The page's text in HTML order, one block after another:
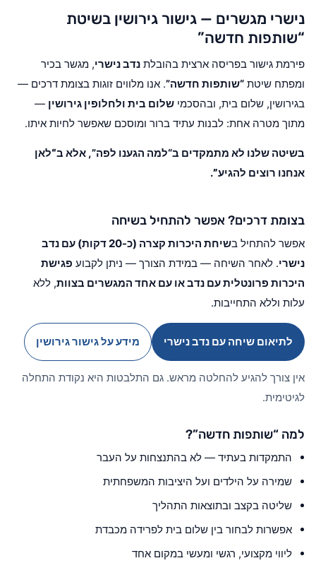
נישרי מגשרים — גישור גירושין בשיטת
“שותפות חדשה”
פירמת גישור בפריסה ארצית בהובלת נדב נישרי, מגשר בכיר
ומפתח שיטת “שותפות חדשה”. אנו מלווים זוגות בצומת דרכים —
בגירושין, שלום בית, ובהסכמי שלום בית ולחלופין גירושין —
מתוך מטרה אחת: לבנות עתיד ברור ומוסכם שאפשר לחיות איתו.
בשיטה שלנו לא מתמקדים ב“למה הגענו לפה”, אלא ב“לאן
אנחנו רוצים להגיע”.
בצומת דרכים? אפשר להתחיל בשיחה
אפשר להתחיל ב
שיחת היכרות קצרה (כ-20 דקות) עם נדב
נישרי. לאחר השיחה — במידת הצורך — ניתן לקבוע פגישת
היכרות פרונטלית עם נדב או עם אחד המגשרים בצוות, ללא
עלות וללא התחייבות.
לתיאום שיחה עם נדב נישרי מידע על גישור גירושין
אין צורך להגיע להחלטה מראש. גם התלבטות היא נקודת התחלה
לגיטימית.
למה “שותפות חדשה”?
התמקדות בעתיד — לא בהתנצחות על העבר
שמירה על הילדים ועל היציבות המשפחתית
שליטה בקצב ובתוצאות התהליך
אפשרות לבחור בין שלום בית לפרידה מכבדת
ליווי מקצועי, רגשי ומעשי במקום אחד